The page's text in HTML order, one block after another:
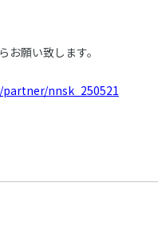
願い致します。
nnsk_250521